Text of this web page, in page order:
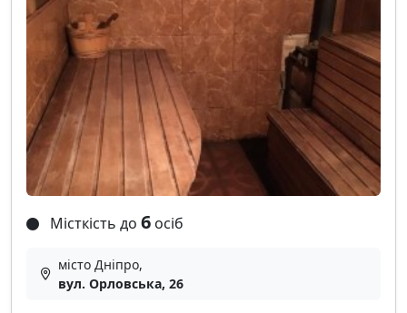
Місткість до 6 осіб
місто Дніпро,
вул. Орловська, 26